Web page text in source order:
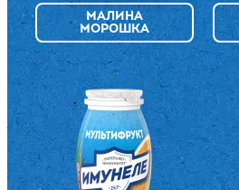
МАЛИНА
МОРОШКА